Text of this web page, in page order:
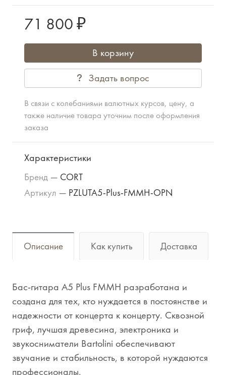
71 800 ₽
В корзину
Задать вопрос
В связи с колебаниями валютных курсов, цену, а
также наличие товара уточним после оформления
заказа
Характеристики
Бренд — CORT
Артикул — PZLUTA5-Plus-FMMH-OPN
Описание Как купить Доставка
Бас-гитара A5 Plus FMMH разработана и
создана для тех, кто нуждается в постоянстве и
надежности от концерта к концерту. Сквозной
гриф, лучшая древесина, электроника и
звукосниматели Bartolini обеспечивают
звучание и стабильность, в которой нуждаются
профессионалы.